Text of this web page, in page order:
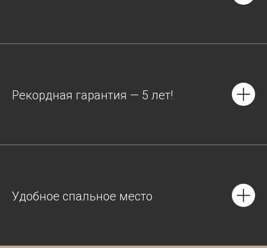
Рекордная гарантия — 5 лет!
Удобное спальное место